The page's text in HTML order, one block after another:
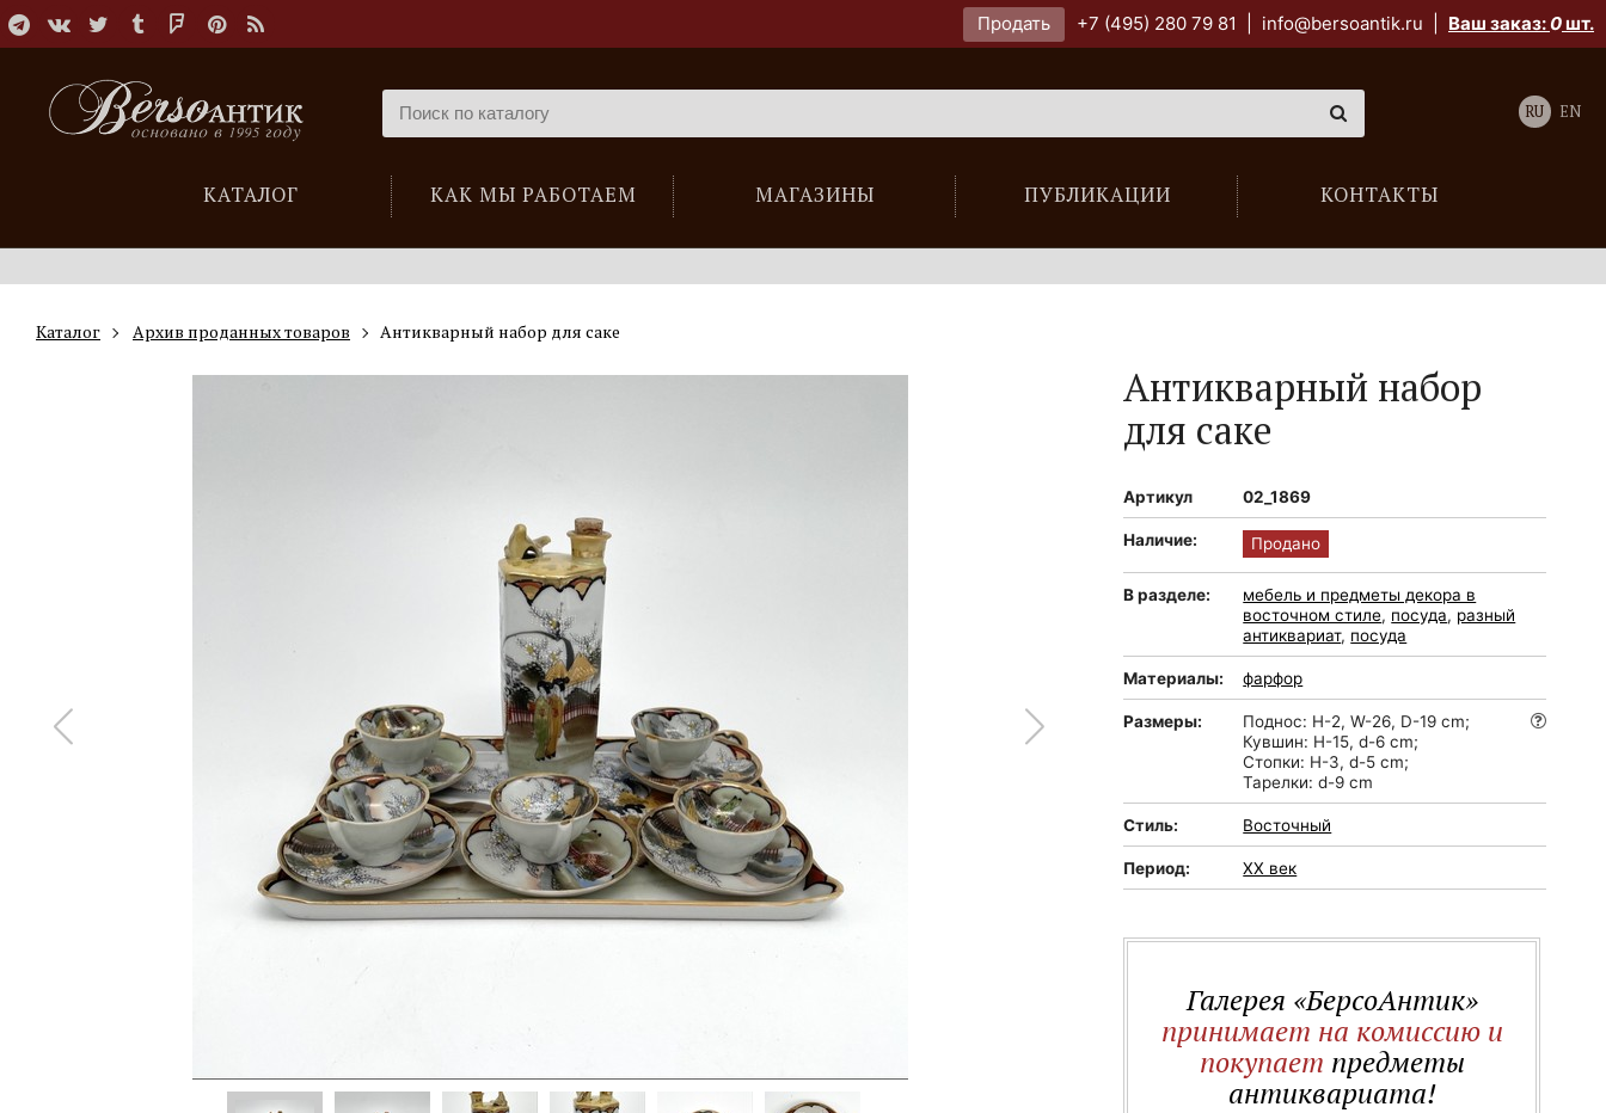
Продать +7 (495) 280 79 81 info@bersoantik.ru Ваш заказ:0шт.
КАТАЛОГ КАК МЫ РАБОТАЕМ МАГАЗИНЫ ПУБЛИКАЦИИ КОНТАКТЫ
RU EN
Каталог Архив проданных товаров Антикварный набор для саке
Антикварный набор
для саке
Артикул 02_1869
Наличие: Продано
В разделе:
мебель и предметы декора в
восточном стиле, посуда, разный
антиквариат, посуда
Материалы: фарфор
Размеры:
Поднос: H-2, W-26, D-19 cm;
Кувшин: H-15, d-6 cm;
Стопки: H-3, d-5 cm;
Тарелки: d-9 cm
Стиль: Восточный
Период: XX век
Галерея «БерсоАнтик»
принимает на комиссию и
покупает предметы
антиквариата!